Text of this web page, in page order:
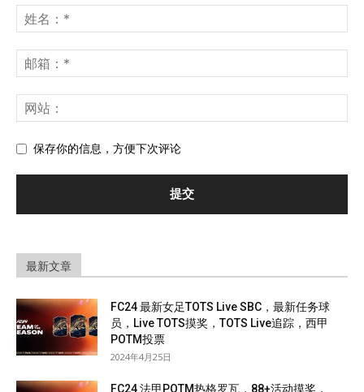
保存你的信息，方便下次评论
最新文章
FC24 最新女足TOTS Live SBC，最新任务球
员，Live TOTS摸奖，TOTS Live追踪，西甲
POTM投票
2024年4月25日
FC24 法甲POTM热格罗瓦，88+活动摸奖，